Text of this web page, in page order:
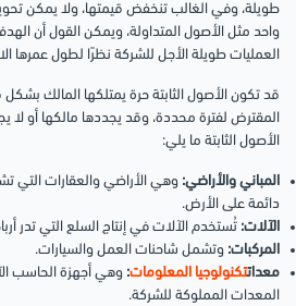
طويلة، وفي الغالب تنخفض قيمتها، ولا يمكن
واحد مثل الأصول المتداولة، ويمكن القول أن
العمليات طويلة الأجل للشركة نظرًا لطول عمرها
قد تكون الأصول الثابتة حرة يمتلكها المالك بشكل
المقترض لفترة محددة، وقد يجددها مالكها أو
الأصول الثابتة ما يلي:
المباني والأراضي: وهي الأراضي والعقارات التي
دائمة على الأرض.
الآلات: تُستخدم الآلات في إنتاج السلع التي تدر
المركبات: وتشمل شاحنات العمل والسيارات.
معداتتكنولوجيا المعلومات: وهي أجهزة الحاسب
المعدات المملوكة للشركة.